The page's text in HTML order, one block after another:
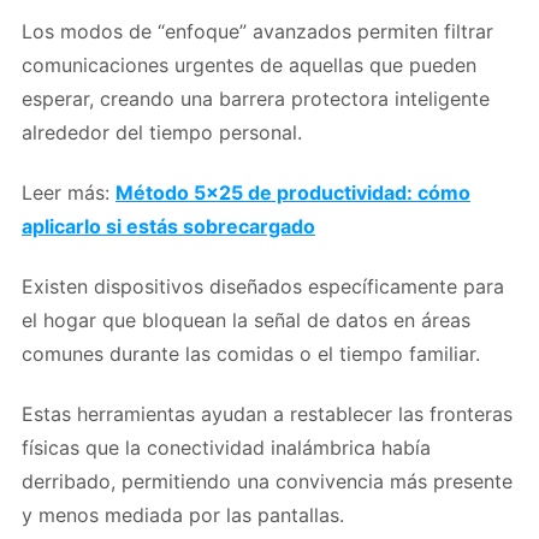
Los modos de “enfoque” avanzados permiten filtrar
comunicaciones urgentes de aquellas que pueden
esperar, creando una barrera protectora inteligente
alrededor del tiempo personal.
Leer más: Método 5×25 de productividad: cómo
aplicarlo si estás sobrecargado
Existen dispositivos diseñados específicamente para
el hogar que bloquean la señal de datos en áreas
comunes durante las comidas o el tiempo familiar.
Estas herramientas ayudan a restablecer las fronteras
físicas que la conectividad inalámbrica había
derribado, permitiendo una convivencia más presente
y menos mediada por las pantallas.